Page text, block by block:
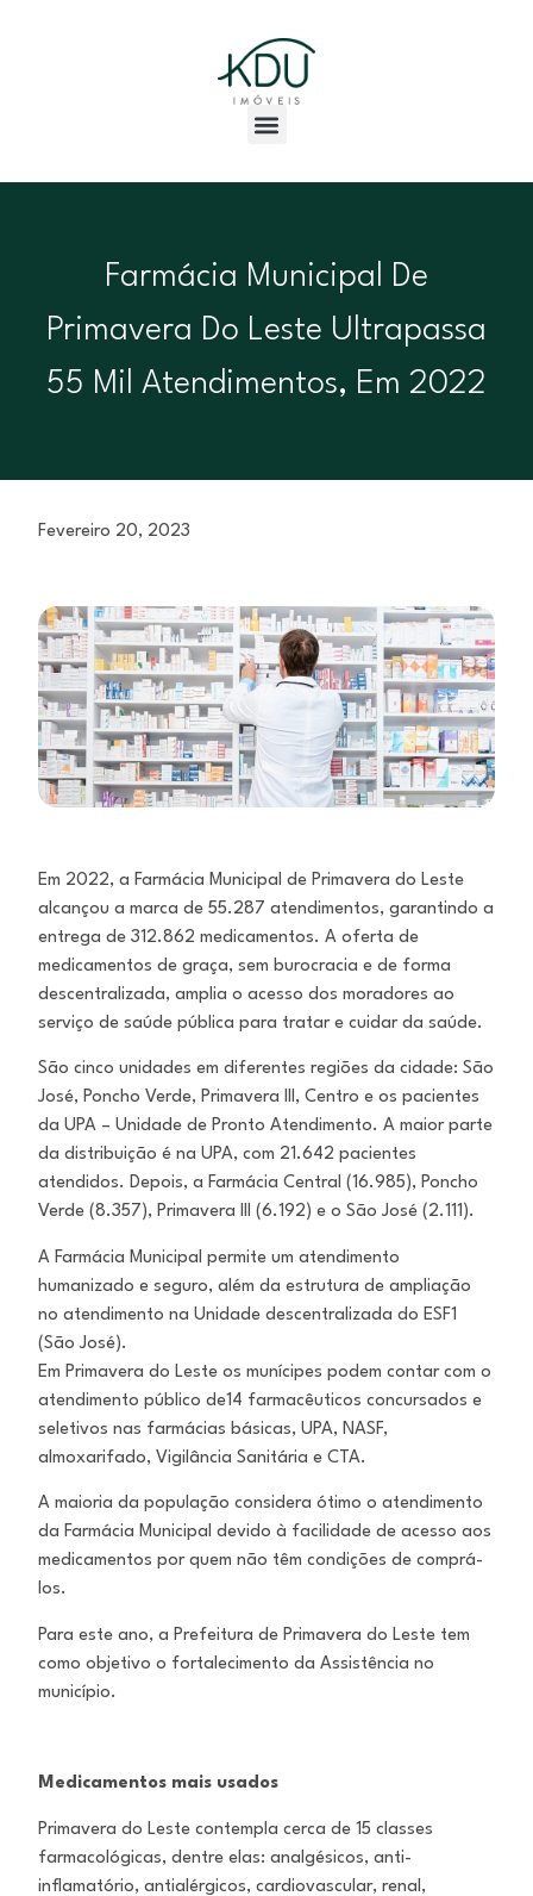
Farmácia Municipal De
Primavera Do Leste Ultrapassa
55 Mil Atendimentos, Em 2022
Fevereiro 20, 2023
Em 2022, a Farmácia Municipal de Primavera do Leste
alcançou a marca de 55.287 atendimentos, garantindo a
entrega de 312.862 medicamentos. A oferta de
medicamentos de graça, sem burocracia e de forma
descentralizada, amplia o acesso dos moradores ao
serviço de saúde pública para tratar e cuidar da saúde.
São cinco unidades em diferentes regiões da cidade: São
José, Poncho Verde, Primavera III, Centro e os pacientes
da UPA – Unidade de Pronto Atendimento. A maior parte
da distribuição é na UPA, com 21.642 pacientes
atendidos. Depois, a Farmácia Central (16.985), Poncho
Verde (8.357), Primavera III (6.192) e o São José (2.111).
A Farmácia Municipal permite um atendimento
humanizado e seguro, além da estrutura de ampliação
no atendimento na Unidade descentralizada do ESF1
(São José).
Em Primavera do Leste os munícipes podem contar com o
atendimento público de14 farmacêuticos concursados e
seletivos nas farmácias básicas, UPA, NASF,
almoxarifado, Vigilância Sanitária e CTA.
A maioria da população considera ótimo o atendimento
da Farmácia Municipal devido à facilidade de acesso aos
medicamentos por quem não têm condições de comprá-
los.
Para este ano, a Prefeitura de Primavera do Leste tem
como objetivo o fortalecimento da Assistência no
município.
Medicamentos mais usados
Primavera do Leste contempla cerca de 15 classes
farmacológicas, dentre elas: analgésicos, anti-
inflamatório, antialérgicos, cardiovascular, renal,